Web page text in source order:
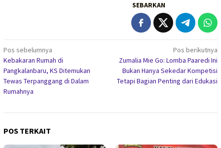
SEBARKAN
Navigasi
pos
Pos sebelumnya
Kebakaran Rumah di
Pangkalanbaru, KS Ditemukan
Tewas Terpanggang di Dalam
Rumahnya
Pos berikutnya
Zumalia Mie Go: Lomba Paaredi Ini
Bukan Hanya Sekedar Kompetisi
Tetapi Bagian Penting dari Edukasi
POS TERKAIT